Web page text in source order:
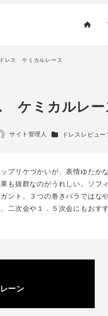
レス ケミカルレース
ケミカルレー
サイト管理人 カテゴリー
ドレスレビュ
プリケづかいが、表情ゆた
も抜群なのがうれしい。ソ
ント。３つの巻きバラでは
二次会や１．５次会にもお
ーン